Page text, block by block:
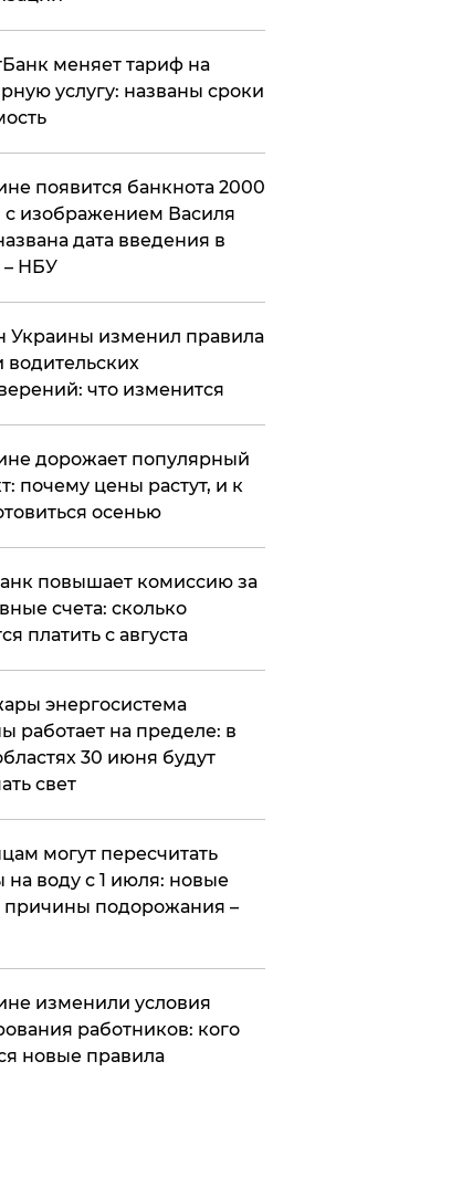
меняет тариф на
услугу: названы сроки
появится банкнота 2000
с изображением Василя
дата введения в
– НБУ
Украины изменил правила
водительских
что изменится
дорожает популярный
почему цены растут, и к
осенью
повышает комиссию за
счета: сколько
платить с августа
энергосистема
работает на пределе: в
30 июня будут
свет
могут пересчитать
на воду с 1 июля: новые
подорожания –
изменили условия
работников: кого
новые правила